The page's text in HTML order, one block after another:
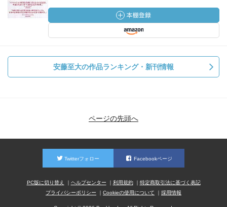
安藤至大の作品ランキング・新刊情報
ページの先頭へ
Twitterフォロー Facebookページ
PC版に切り替え ヘルプセンター 利用規約
特定商取引法に基づく表記
プライバシーポリシー
Cookieの使用について 採用情報